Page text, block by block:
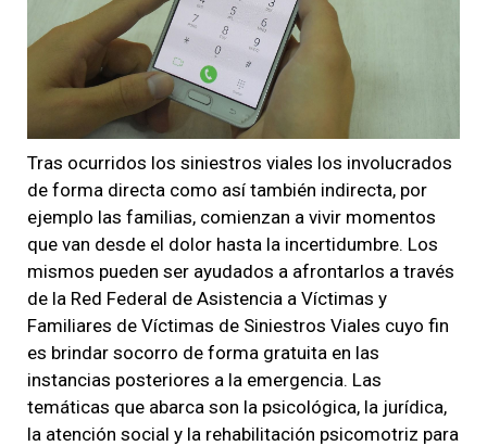
Tras ocurridos los siniestros viales los involucrados
de forma directa como así también indirecta, por
ejemplo las familias, comienzan a vivir momentos
que van desde el dolor hasta la incertidumbre. Los
mismos pueden ser ayudados a afrontarlos a través
de la Red Federal de Asistencia a Víctimas y
Familiares de Víctimas de Siniestros Viales cuyo fin
es brindar socorro de forma gratuita en las
instancias posteriores a la emergencia. Las
temáticas que abarca son la psicológica, la jurídica,
la atención social y la rehabilitación psicomotriz para